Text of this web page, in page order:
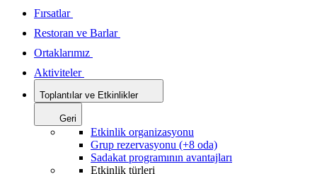
Fırsatlar
Restoran ve Barlar
Ortaklarımız
Aktiviteler
Toplantılar ve Etkinlikler
Geri
Etkinlik organizasyonu
Grup rezervasyonu (+8 oda)
Sadakat programının avantajları
Etkinlik türleri